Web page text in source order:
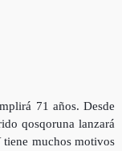
71 años. Desde
qosqoruna lanzará
tiene muchos motivos